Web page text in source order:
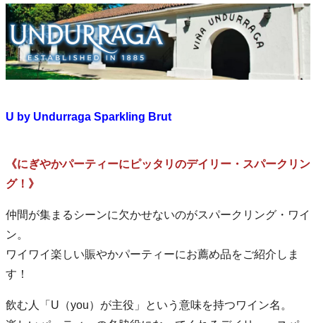
U by Undurraga Sparkling Brut
《にぎやかパーティーにピッタリのデイリー・スパークリン
グ！》
仲間が集まるシーンに欠かせないのがスパークリング・ワイ
ン。
ワイワイ楽しい賑やかパーティーにお薦め品をご紹介しま
す！
飲む人「U（you）が主役」という意味を持つワイン名。